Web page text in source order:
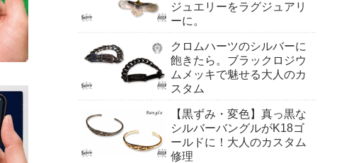
ジュエリーをラグジュアリ
ーに。
クロムハーツのシルバーに
飽きたら。ブラックロジウ
ムメッキで魅せる大人のカ
スタム
【黒ずみ・変色】真っ黒な
シルバーバングルがK18ゴ
ールドに！大人のカスタム
修理